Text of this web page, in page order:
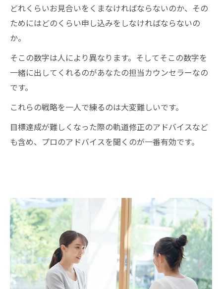
どれくらいお見合いをくまなければならないのか、その
ためにはどのくらい申し込みをしなければならないの
か。
そこの数字は人により異なります。そしてそこの数字を
一緒に出してくれるのがあなたの担当カウンセラーなの
です。
これらの戦略を一人で練るのは大変難しいです。
目標達成が難しくなった際の軌道修正のアドバイスなど
も含め、プロのアドバイスを聞くのが一番有効です。